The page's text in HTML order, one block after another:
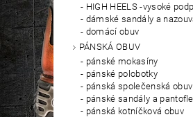
HIGH HEELS -vysoké
dámské sandály a
domácí obuv
PÁNSKÁ OBUV
pánské mokasíny
pánské polobotky
pánská společenská obuv
pánské sandály a pantofle
pánská kotníčková obuv